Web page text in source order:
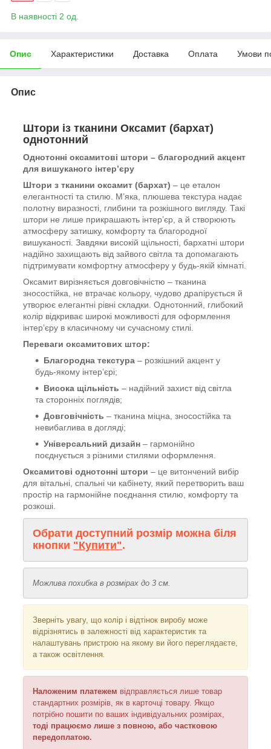
В наявності 2 од.
Опис Характеристики Доставка Оплата Умови
Опис
Штори із тканини Оксамит (бархат)
однотонний
Однотонні оксамитові штори – благородний акцент
для вишуканого інтер’єру
Штори з тканини оксамит (бархат) – це еталон
елегантності та стилю. М’яка, плюшева текстура надає
полотну виразності, глибини та розкішного вигляду. Такі
штори не лише прикрашають інтер’єр, а й створюють
атмосферу затишку, комфорту та благородної
вишуканості. Завдяки високій щільності, бархатні штори
надійно захищають від зайвого світла та допомагають
підтримувати комфортну атмосферу у будь-якій кімнаті.
Оксамит вирізняється довговічністю – тканина
зносостійка, не втрачає кольору, чудово драпірується й
утворює елегантні рівні складки. Однотонний, глибокий
колір відкриває широкі можливості для оформлення
інтер’єру в класичному чи сучасному стилі.
Переваги оксамитових штор:
Благородна текстура – розкішний акцент у
будь-якому інтер’єрі;
Висока щільність – надійний захист від світла
та сторонніх поглядів;
Довговічність – тканина міцна, зносостійка та
невибаглива в догляді;
Універсальний дизайн – гармонійно
поєднується з різними стилями оформлення.
Оксамитові однотонні штори – це витончений вибір
для вітальні, спальні чи кабінету, який перетворить ваш
простір на гармонійне поєднання стилю, комфорту та
розкоші.
Обрати доступний розмір можна біля
кнопки "Купити".
Можлива похибка в розмірах до 3 см.
Зверніть увагу, що колір і відтінок виробу може
відрізнятись в залежності від характеристик та
налаштувань пристрою на якому ви його переглядаєте,
а також освітлення
Наложеним платежем відправляється лише товар
стандартних розмірів, як в карточці товару. Якщо
потрібно пошити по ваших індивідуальних розмірах,
тоді працюємо лише з повною, або частковою
передоплатою.